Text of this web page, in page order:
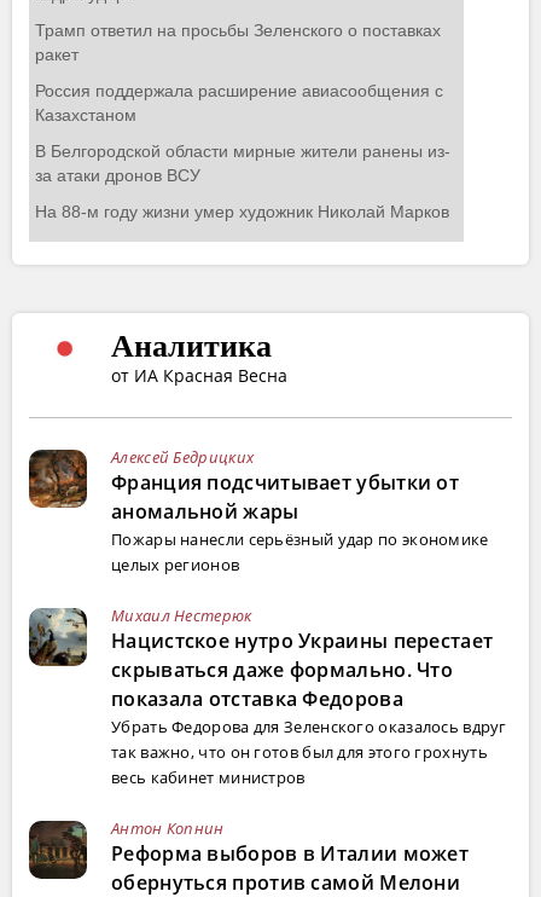
Аналитика
от ИА Красная Весна
Алексей Бедрицких
Франция подсчитывает убытки от
аномальной жары
Пожары нанесли серьёзный удар по экономике
целых регионов
Михаил Нестерюк
Нацистское нутро Украины перестает
скрываться даже формально. Что
показала отставка Федорова
Убрать Федорова для Зеленского оказалось вдруг
так важно, что он готов был для этого грохнуть
весь кабинет министров
Антон Копнин
Реформа выборов в Италии может
обернуться против самой Мелони